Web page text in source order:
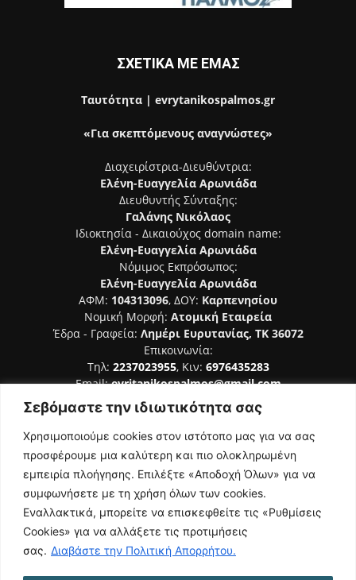
Σεβόμαστε την ιδιωτικότητα σας
Χρησιμοποιούμε cookies στον ιστότοπο μας για να σας
προσφέρουμε μια καλύτερη και πιο ολοκληρωμένη
εμπειρία πλοήγησης. Επιλέξτε «Αποδοχή Όλων» για να
συμφωνήσετε με τη χρήση όλων των cookies.
Εναλλακτικά, μπορείτε να επισκεφθείτε τις «Ρυθμίσεις
Cookies» για να αλλάξετε τις προτιμήσεις
σας. Διαβάστε την Πολιτική Απορρήτου.
ΣΧΕΤΙΚΑ ΜΕ ΕΜΑΣ
Ταυτότητα | evrytanikospalmos.gr
«Για σκεπτόμενους αναγνώστες»
Διαχειρίστρια-Διευθύντρια:
Ελένη-Ευαγγελία Αρωνιάδα
Διευθυντής Σύνταξης:
Γαλάνης Νικόλαος
Ιδιοκτησία - Δικαιούχος domain name:
Ελένη-Ευαγγελία Αρωνιάδα
Νόμιμος Εκπρόσωπος:
Ελένη-Ευαγγελία Αρωνιάδα
ΑΦΜ: 104313096, ΔΟΥ: Καρπενησίου
Νομική Μορφή: Ατομική Εταιρεία
Έδρα - Γραφεία: Λημέρι Ευρυτανίας, ΤΚ 36072
Επικοινωνία:
Τηλ: 2237023955, Κιν: 6976435283
Email:evritanikospalmos@gmail.com
Αριθμός Πιστοποίησης Μ.Η.Τ. 242044
ΑΚΟΛΟΥΘΗΣΕ ΜΑΣ